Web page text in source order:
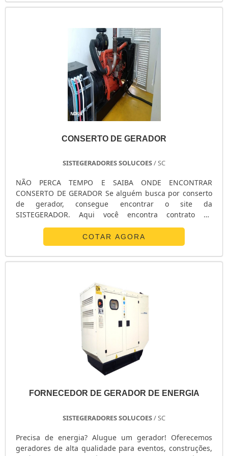
filtros e óleo, testes de carga e inspeção completa para
solução e mínimo impacto na operação. ✅ Assistência
Técnica 24/7: Suporte especializado sempre disponível
para atender sua demanda. ✅ Peças Originais: Utilização
de componentes certificados para garantir máxima
eficiência e durabilidade.
CONSERTO DE GERADOR
SISTEGERADORES SOLUCOES/ SC
NÃO PERCA TEMPO E SAIBA ONDE ENCONTRAR
CONSERTO DE GERADOR Se alguém busca por conserto
de gerador, consegue encontrar o site da
SISTEGERADOR. Aqui você encontra contrato de
manutenção preventiva de grupos geradores e venda de
geradores, visando sempre a qualidade final para obter
a fidelização do cliente. Discorrendo ainda sobre
conserto de gerador, na essência da companhia a
saber a procedência e seriedade da organização.
COTAR AGORA
FORNECEDOR DE GERADOR DE ENERGIA
SISTEGERADORES SOLUCOES/ SC
Precisa de energia? Alugue um gerador! Oferecemos
geradores de alta qualidade para eventos, construções,